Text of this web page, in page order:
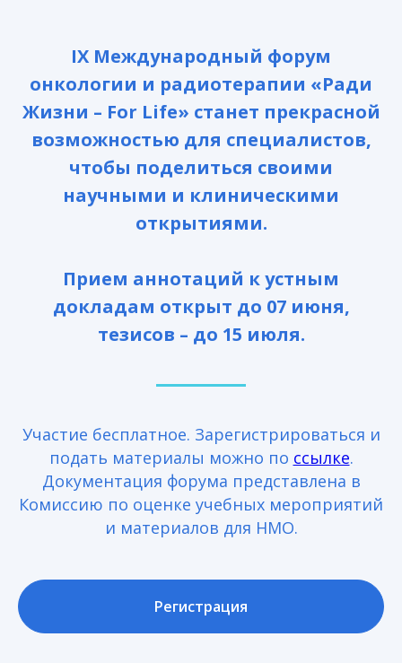
IX Международный форум
онкологии и радиотерапии «Ради
Жизни – For Life» станет прекрасной
возможностью для специалистов,
чтобы поделиться своими
научными и клиническими
открытиями.
Прием аннотаций к устным
докладам открыт до 07 июня,
тезисов – до 15 июля.
Участие бесплатное. Зарегистрироваться и
подать материалы можно по ссылке.
Документация форума представлена в
Комиссию по оценке учебных мероприятий
и материалов для НМО.
Регистрация